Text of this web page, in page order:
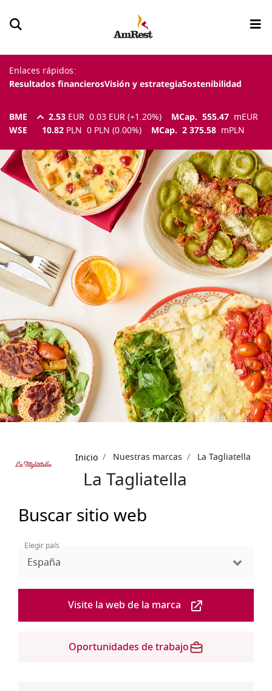
Enlaces rápidos:
Resultados financierosVisión y estrategiaSostenibilidad
BME 2.53 EUR 0.03 EUR (+1.20%) MCap. 555.47 m EUR
WSE
10.82 PLN 0 PLN (0.00%) MCap. 2 375.58 m PLN
Sobrescribir
enlaces
ayuda
Inicio Nuestras marcas La Tagliatella
La Tagliatella
Buscar sitio web
Elegir país
Visite la web de la marca
Oportunidades de trabajo